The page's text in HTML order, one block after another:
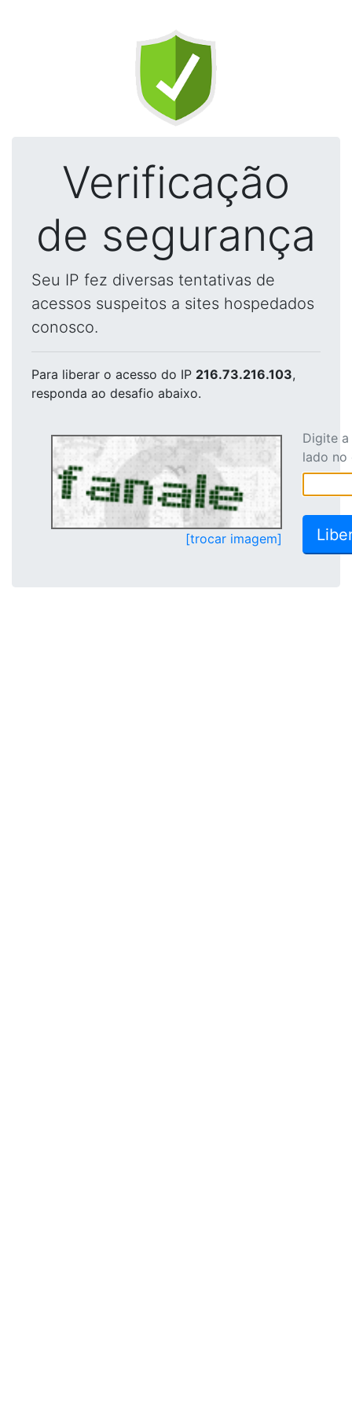
Verificação
de segurança
Seu IP fez diversas tentativas de
acessos suspeitos a sites hospedados
conosco.
Para liberar o acesso do IP 216.73.216.103,
responda ao desafio abaixo.
[trocar imagem]
Digite
lado no